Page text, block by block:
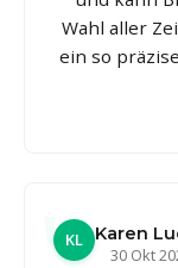
Wahl aller
ein so
KL
Karen
30 Okt